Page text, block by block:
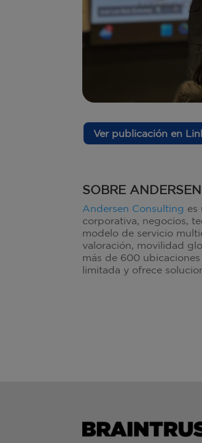
Ver publicación en
SOBRE
Andersen Consulting es
corporativa, negocios,
modelo de servicio
valoración, movilidad
más de 600
limitada y ofrece